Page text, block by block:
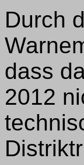
Durch
dass
2012